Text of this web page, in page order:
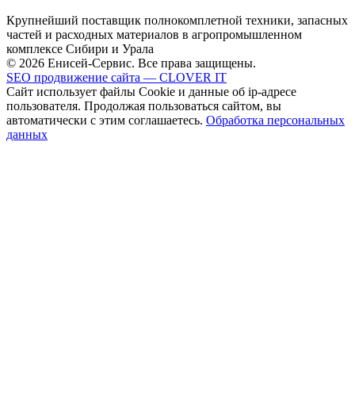
Крупнейший поставщик полнокомплетной техники, запасных
частей и расходных материалов в агропромышленном
комплексе Сибири и Урала
© 2026 Енисей-Сервис. Все права защищены.
SEO продвижение сайта — CLOVER IT
Сайт использует файлы Cookie и данные об ip-адресе
пользователя. Продолжая пользоваться сайтом, вы
автоматически с этим соглашаетесь. Обработка персональных
данных